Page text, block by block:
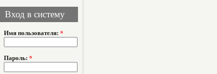
Вход в систему
Имя пользователя: *
Пароль: *